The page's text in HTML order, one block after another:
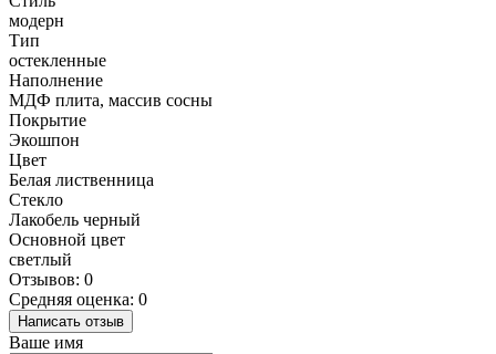
модерн
Тип
остекленные
Наполнение
МДФ плита, массив сосны
Покрытие
Экошпон
Цвет
Белая лиственница
Стекло
Лакобель черный
Основной цвет
светлый
Отзывов: 0
Средняя оценка: 0
Написать отзыв
Ваше имя